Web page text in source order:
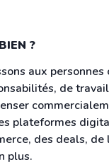
?
aux personnes
de
plateformes
des deals,
plus.